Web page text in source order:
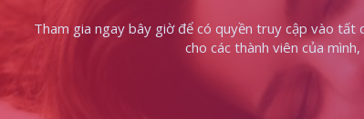
Tham gia ngay bây giờ để có quyền truy cập vào tất
cho các thành viên của